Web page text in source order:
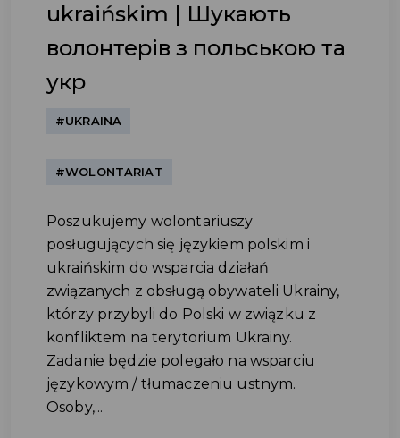
ukraińskim | Шукають
волонтерів з польською та
укр
#UKRAINA
#WOLONTARIAT
Poszukujemy wolontariuszy
posługujących się językiem polskim i
ukraińskim do wsparcia działań
związanych z obsługą obywateli Ukrainy,
którzy przybyli do Polski w związku z
konfliktem na terytorium Ukrainy.
Zadanie będzie polegało na wsparciu
językowym / tłumaczeniu ustnym.
Osoby,...